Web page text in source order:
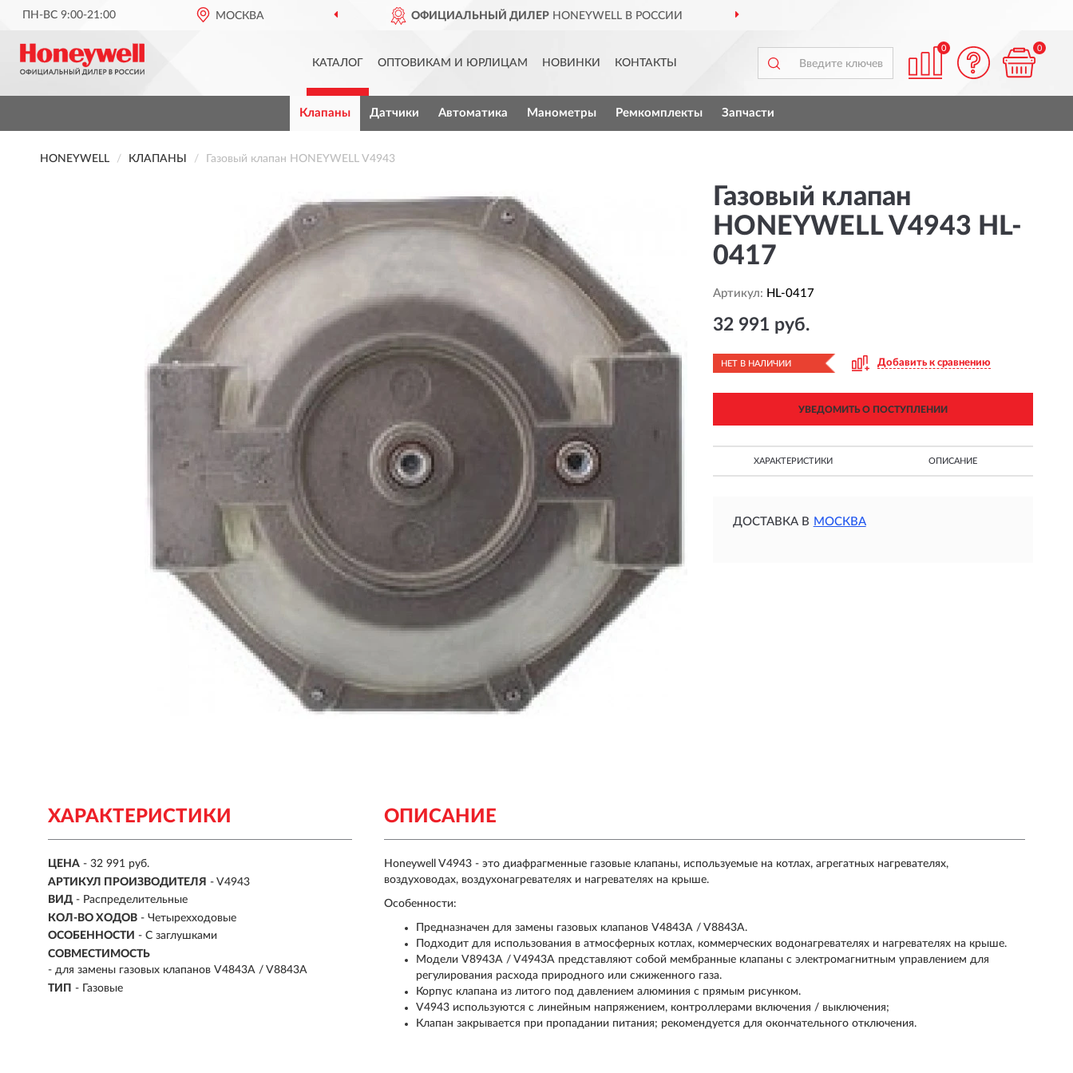
ПН-ВС 9:00-21:00 МОСКВА ОФИЦИАЛЬНЫЙ ДИЛЕРHONEYWELL В РОССИИ
КАТАЛОГ ОПТОВИКАМ И ЮРЛИЦАМ НОВИНКИ КОНТАКТЫ
0 0
Клапаны Датчики Автоматика Манометры Ремкомплекты Запчасти
HONEYWELL КЛАПАНЫ Газовый клапан HONEYWELL V4943
Газовый клапан
HONEYWELL V4943 HL-
0417
Артикул: HL-0417
32 991 руб.
НЕТ В НАЛИЧИИ Добавить к сравнению
УВЕДОМИТЬ О ПОСТУПЛЕНИИ
ХАРАКТЕРИСТИКИ ОПИСАНИЕ
ДОСТАВКА В МОСКВА
ХАРАКТЕРИСТИКИ
ЦЕНА - 32 991 руб.
АРТИКУЛ ПРОИЗВОДИТЕЛЯ - V4943
ВИД - Распределительные
КОЛ-ВО ХОДОВ - Четырехходовые
ОСОБЕННОСТИ - С заглушками
СОВМЕСТИМОСТЬ
- для замены газовых клапанов V4843A / V8843A
ТИП - Газовые
ОПИСАНИЕ
Honeywell V4943 - это диафрагменные газовые клапаны, используемые на котлах, агрегатных нагревателях,
воздуховодах, воздухонагревателях и нагревателях на крыше.
Особенности:
Предназначен для замены газовых клапанов V4843A / V8843A.
Подходит для использования в атмосферных котлах, коммерческих водонагревателях и нагревателях на крыше.
Модели V8943A / V4943A представляют собой мембранные клапаны с электромагнитным управлением для
регулирования расхода природного или сжиженного газа.
Корпус клапана из литого под давлением алюминия с прямым рисунком.
V4943 используются с линейным напряжением, контроллерами включения / выключения;
Клапан закрывается при пропадании питания; рекомендуется для окончательного отключения.